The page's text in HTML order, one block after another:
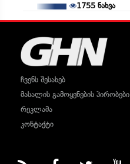
1755ნახვა
ჩვენს შესახებ
მასალის გამოყენების პირობები
რეკლამა
კონტაქტი